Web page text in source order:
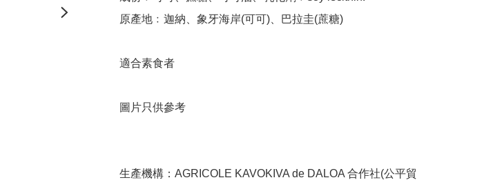
原產地﹕迦納、象牙海岸(可可)、巴拉圭(蔗糖)
適合素食者
圖片只供參考
生產機構：AGRICOLE KAVOKIVA de DALOA 合作社(公平貿